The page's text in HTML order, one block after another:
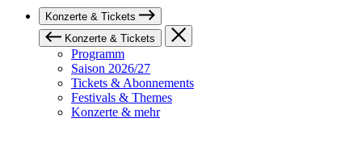
Konzerte & Tickets
Konzerte & Tickets
Programm
Saison 2026/27
Tickets & Abonnements
Festivals & Themes
Konzerte & mehr